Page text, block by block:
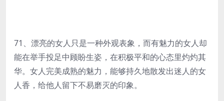
71、漂亮的女人只是一种外观表象，而有魅力的女人却
能在举手投足中顾盼生姿，在积极平和的心态里灼灼其
华。女人完美成熟的魅力，能够持久地散发出迷人的女
人香，给他人留下不易磨灭的印象。